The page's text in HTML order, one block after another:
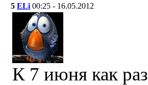
5 ELi 00:25 - 16.05.2012
К 7 июня как раз